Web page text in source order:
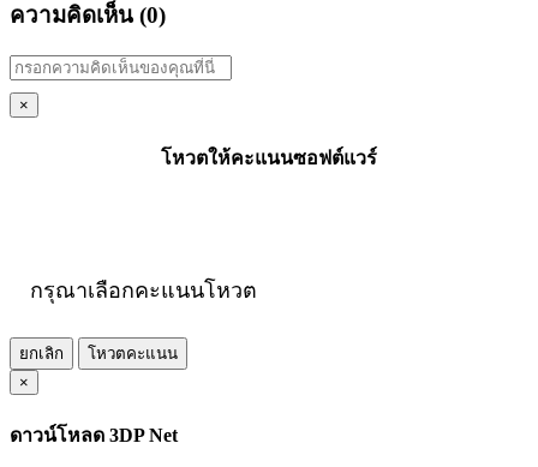
ความคิดเห็น (0)
×
โหวตให้คะแนนซอฟต์แวร์
กรุณาเลือกคะแนนโหวต
ยกเลิก
โหวตคะแนน
×
ดาวน์โหลด 3DP Net